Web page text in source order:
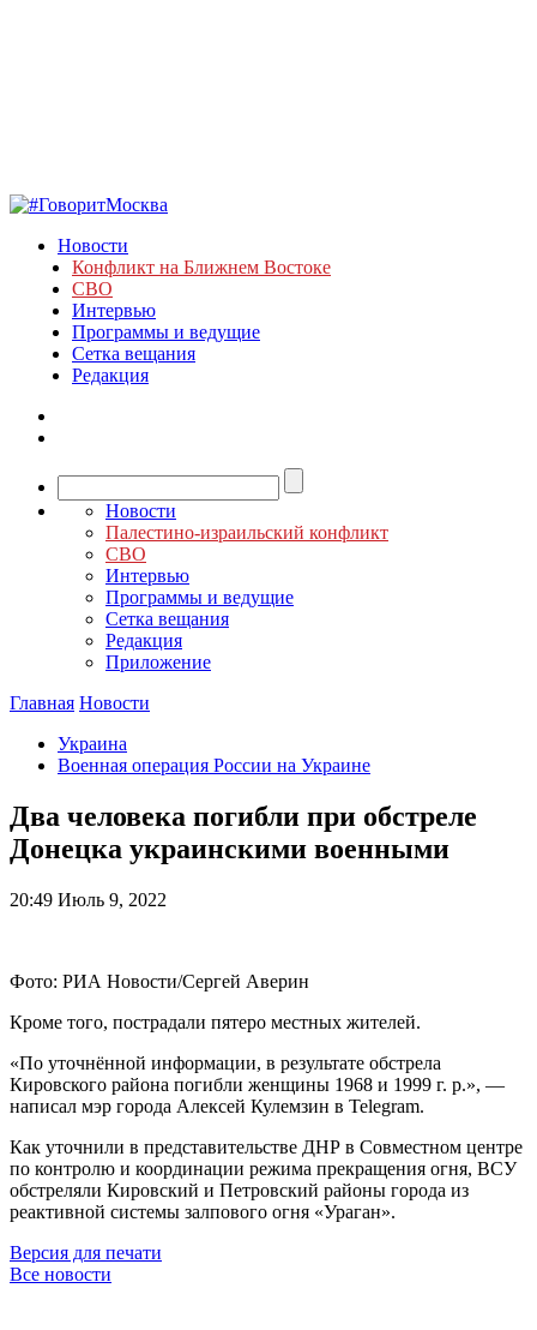
Новости
Конфликт на Ближнем Востоке
СВО
Интервью
Программы и ведущие
Сетка вещания
Редакция
Новости
Палестино-израильский конфликт
СВО
Интервью
Программы и ведущие
Сетка вещания
Редакция
Приложение
Главная Новости
Украина
Военная операция России на Украине
Два человека погибли при обстреле
Донецка украинскими военными
20:49 Июль 9, 2022
Фото: РИА Новости/Сергей Аверин
Кроме того, пострадали пятеро местных жителей.
«По уточнённой информации, в результате обстрела
Кировского района погибли женщины 1968 и 1999 г. р.», —
написал мэр города Алексей Кулемзин в Telegram.
Как уточнили в представительстве ДНР в Совместном центре
по контролю и координации режима прекращения огня, ВСУ
обстреляли Кировский и Петровский районы города из
реактивной системы залпового огня «Ураган».
Версия для печати
Все новости